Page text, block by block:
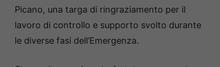
Picano, una targa di ringraziamento per il
lavoro di controllo e supporto svolto durante
le diverse fasi dell’Emergenza.